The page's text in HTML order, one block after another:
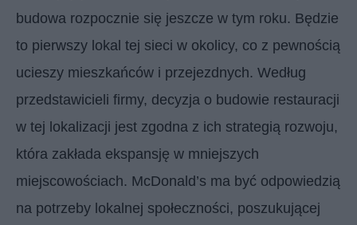
budowa rozpocznie się jeszcze w tym roku. Będzie
to pierwszy lokal tej sieci w okolicy, co z pewnością
ucieszy mieszkańców i przejezdnych. Według
przedstawicieli firmy, decyzja o budowie restauracji
w tej lokalizacji jest zgodna z ich strategią rozwoju,
która zakłada ekspansję w mniejszych
miejscowościach. McDonald’s ma być odpowiedzią
na potrzeby lokalnej społeczności, poszukującej